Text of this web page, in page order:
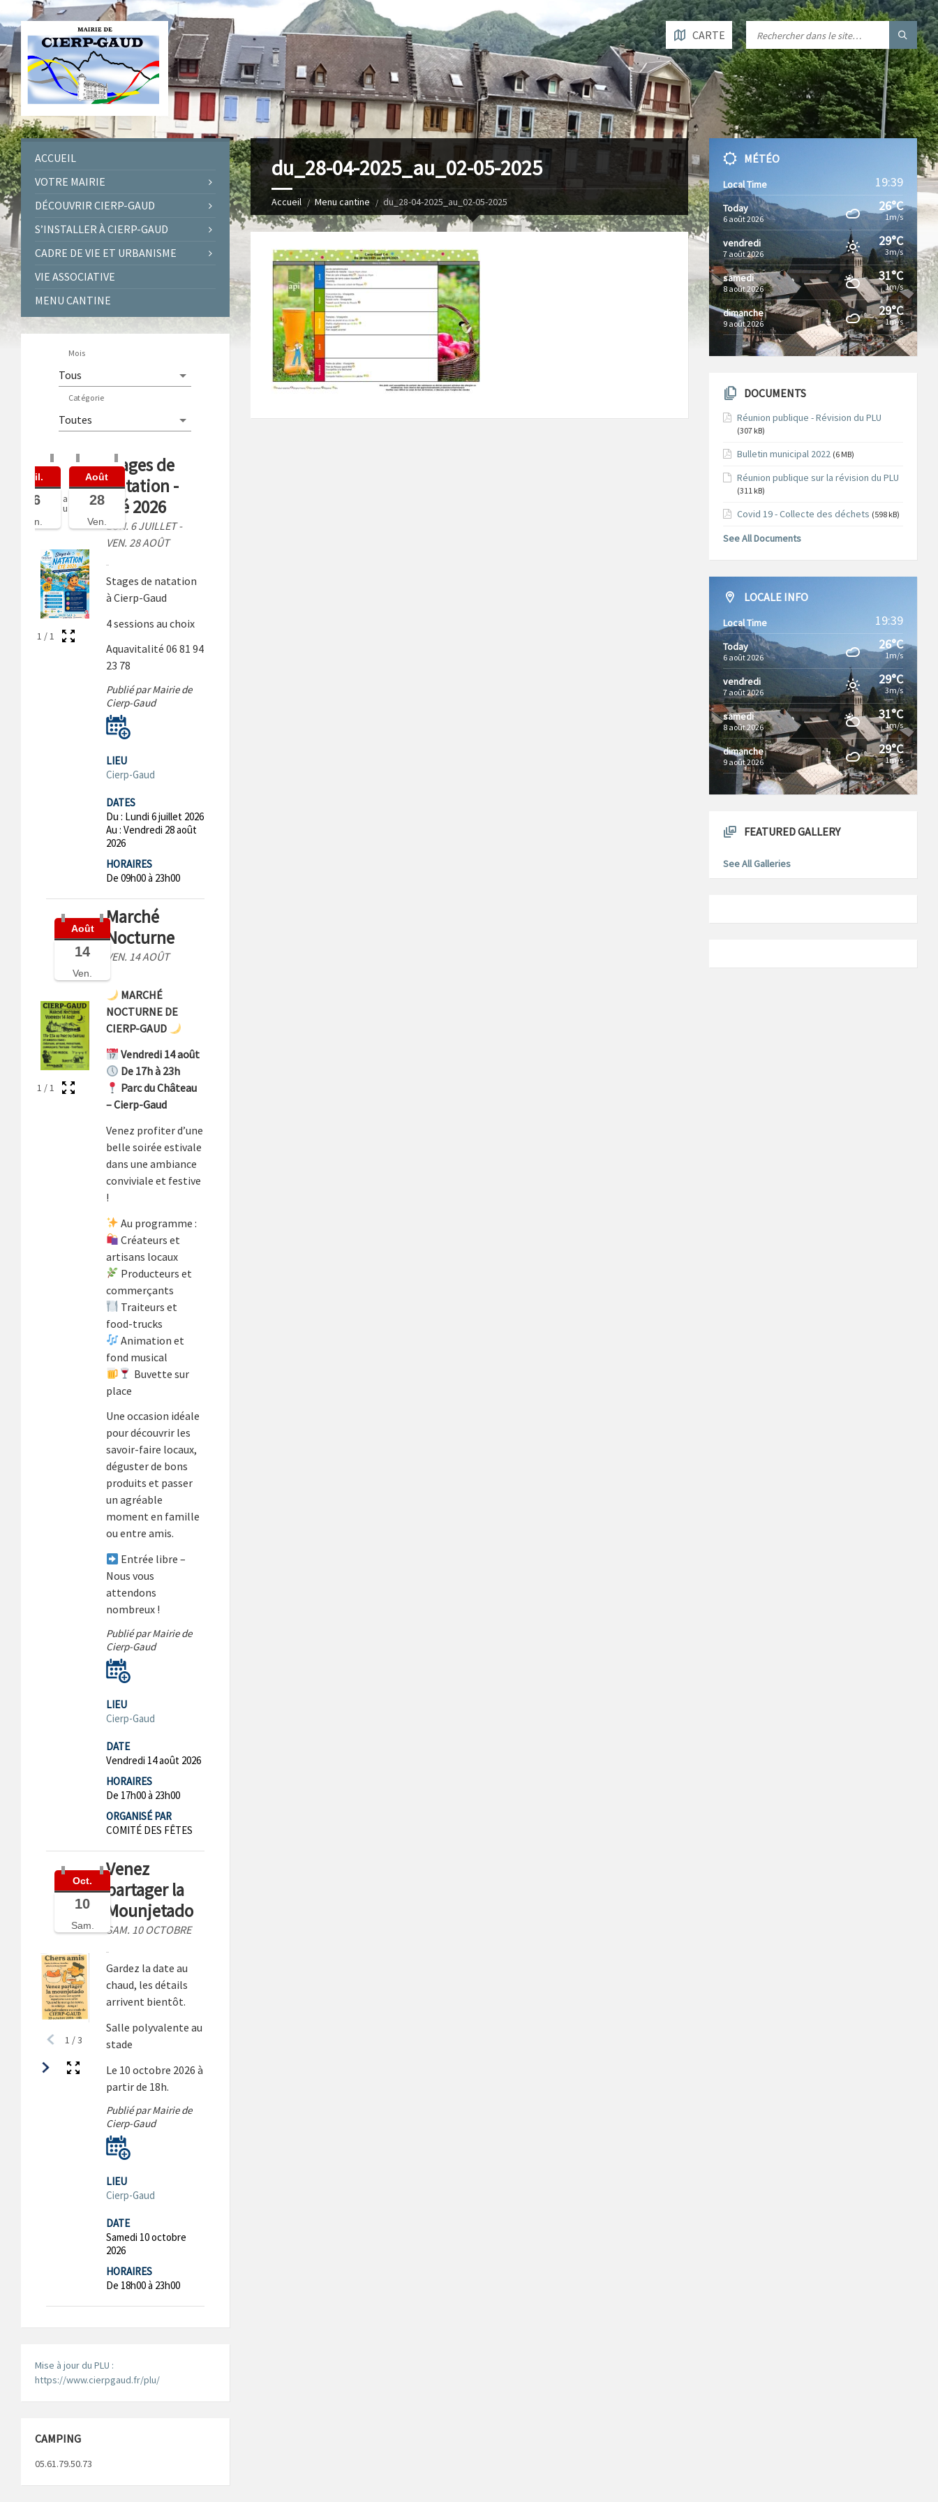
CARTE
du_28-04-2025_au_02-05-2025
Accueil Menu cantine du_28-04-2025_au_02-05-2025
ACCUEIL
VOTRE MAIRIE
DÉCOUVRIR CIERP-GAUD
S’INSTALLER À CIERP-GAUD
CADRE DE VIE ET URBANISME
VIE ASSOCIATIVE
MENU CANTINE
Mois
Catégorie
Juil.
06
Lun.
a
u
Août
28
Ven.
1 /1
Stages de
Natation -
Été 2026
LUN. 6 JUILLET -
VEN. 28 AOÛT
Stages de natation
à Cierp-Gaud
4 sessions au choix
Aquavitalité 06 81 94
23 78
Publié par Mairie de
Cierp-Gaud
LIEU
Cierp-Gaud
DATES
Du : Lundi 6 juillet 2026
Au :Vendredi 28 août
2026
HORAIRES
De 09h00 à 23h00
Août
14
Ven.
1 /1
Marché
Nocturne
VEN. 14 AOÛT
MARCHÉ
NOCTURNE DE
CIERP-GAUD
Vendredi 14 août
De 17h à 23h
Parc du Château
– Cierp-Gaud
Venez profiter d’une
belle soirée estivale
dans une ambiance
conviviale et festive
!
Au programme :
Créateurs et
artisans locaux
Producteurs et
commerçants
Traiteurs et
food-trucks
Animation et
fond musical
Buvette sur
place
Une occasion idéale
pour découvrir les
savoir-faire locaux,
déguster de bons
produits et passer
un agréable
moment en famille
ou entre amis.
Entrée libre –
Nous vous
attendons
nombreux !
Publié par Mairie de
Cierp-Gaud
LIEU
Cierp-Gaud
DATE
Vendredi 14 août 2026
HORAIRES
De 17h00 à 23h00
ORGANISÉ PAR
COMITÉ DES FÊTES
Oct.
10
Sam.
1 /3
Venez
partager la
Mounjetado
SAM. 10 OCTOBRE
Gardez la date au
chaud, les détails
arrivent bientôt.
Salle polyvalente au
stade
Le 10 octobre 2026 à
partir de 18h.
Publié par Mairie de
Cierp-Gaud
LIEU
Cierp-Gaud
DATE
Samedi 10 octobre
2026
HORAIRES
De 18h00 à 23h00
Mise à jour du PLU :
https://www.cierpgaud.fr/plu/
CAMPING
05.61.79.50.73
MÉTÉO
Local Time 19:39
Today
6 août 2026
26°C
1m/s
vendredi
7 août 2026
29°C
3m/s
samedi
8 août 2026
31°C
1m/s
dimanche
9 août 2026
29°C
1m/s
DOCUMENTS
Réunion publique - Révision du PLU
(307 kB)
Bulletin municipal 2022 (6 MB)
Réunion publique sur la révision du PLU
(311 kB)
Covid 19 - Collecte des déchets (598 kB)
See All Documents
LOCALE INFO
Local Time 19:39
Today
6 août 2026
26°C
1m/s
vendredi
7 août 2026
29°C
3m/s
samedi
8 août 2026
31°C
1m/s
dimanche
9 août 2026
29°C
1m/s
FEATURED GALLERY
See All Galleries